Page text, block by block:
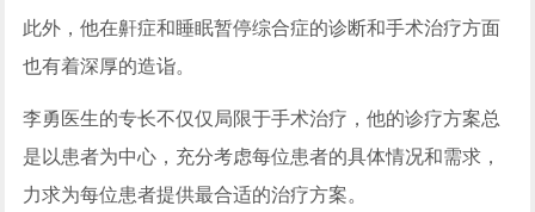
此外，他在鼾症和睡眠暂停综合症的诊断和手术治疗方面
也有着深厚的造诣。
李勇医生的专长不仅仅局限于手术治疗，他的诊疗方案总
是以患者为中心，充分考虑每位患者的具体情况和需求，
力求为每位患者提供最合适的治疗方案。